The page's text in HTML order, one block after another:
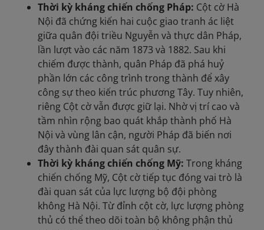
Thời kỳ kháng chiến chống Pháp: Cột cờ Hà
Nội đã chứng kiến hai cuộc giao tranh ác liệt
giữa quân đội triều Nguyễn và thực dân Pháp,
lần lượt vào các năm 1873 và 1882. Sau khi
chiếm được thành, quân Pháp đã phá huỷ
phần lớn các công trình trong thành để xây
công sự theo kiến trúc phương Tây. Tuy nhiên,
riêng Cột cờ vẫn được giữ lại. Nhờ vị trí cao và
tầm nhìn rộng bao quát khắp thành phố Hà
Nội và vùng lân cận, người Pháp đã biến nơi
đây thành đài quan sát quân sự.
Thời kỳ kháng chiến chống Mỹ: Trong kháng
chiến chống Mỹ, Cột cờ tiếp tục đóng vai trò là
đài quan sát của lực lượng bộ đội phòng
không Hà Nội. Từ đỉnh cột cờ, lực lượng phòng
thủ có thể theo dõi toàn bộ không phận thủ